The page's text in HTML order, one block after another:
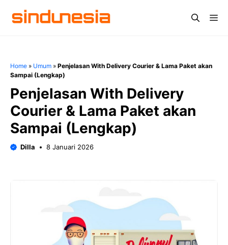
Home » Umum » Penjelasan With Delivery Courier & Lama Paket akan
Sampai (Lengkap)
Penjelasan With Delivery
Courier & Lama Paket akan
Sampai (Lengkap)
Dilla 8 Januari 2026